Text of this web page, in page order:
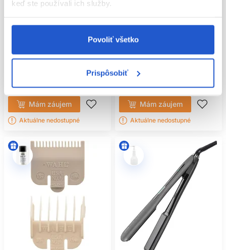
keď ste používali ich služby.
Povoliť všetko
Prispôsobiť
Doprava zadarmo
WAHL 8171-016 Cordless Detailer
profesionálny akumulátorový
192.00 €
Mám záujem
Aktuálne nedostupné
WAHL 8841-1516 Beret Stealth
profesionálny kontúrovací
Elektro
125.00 €
Mám záujem
Aktuálne nedostupné